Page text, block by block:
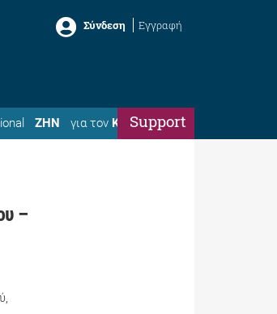
Σύνδεση Εγγραφή
ΖΗΝ για τον ΚώσταSupport
–